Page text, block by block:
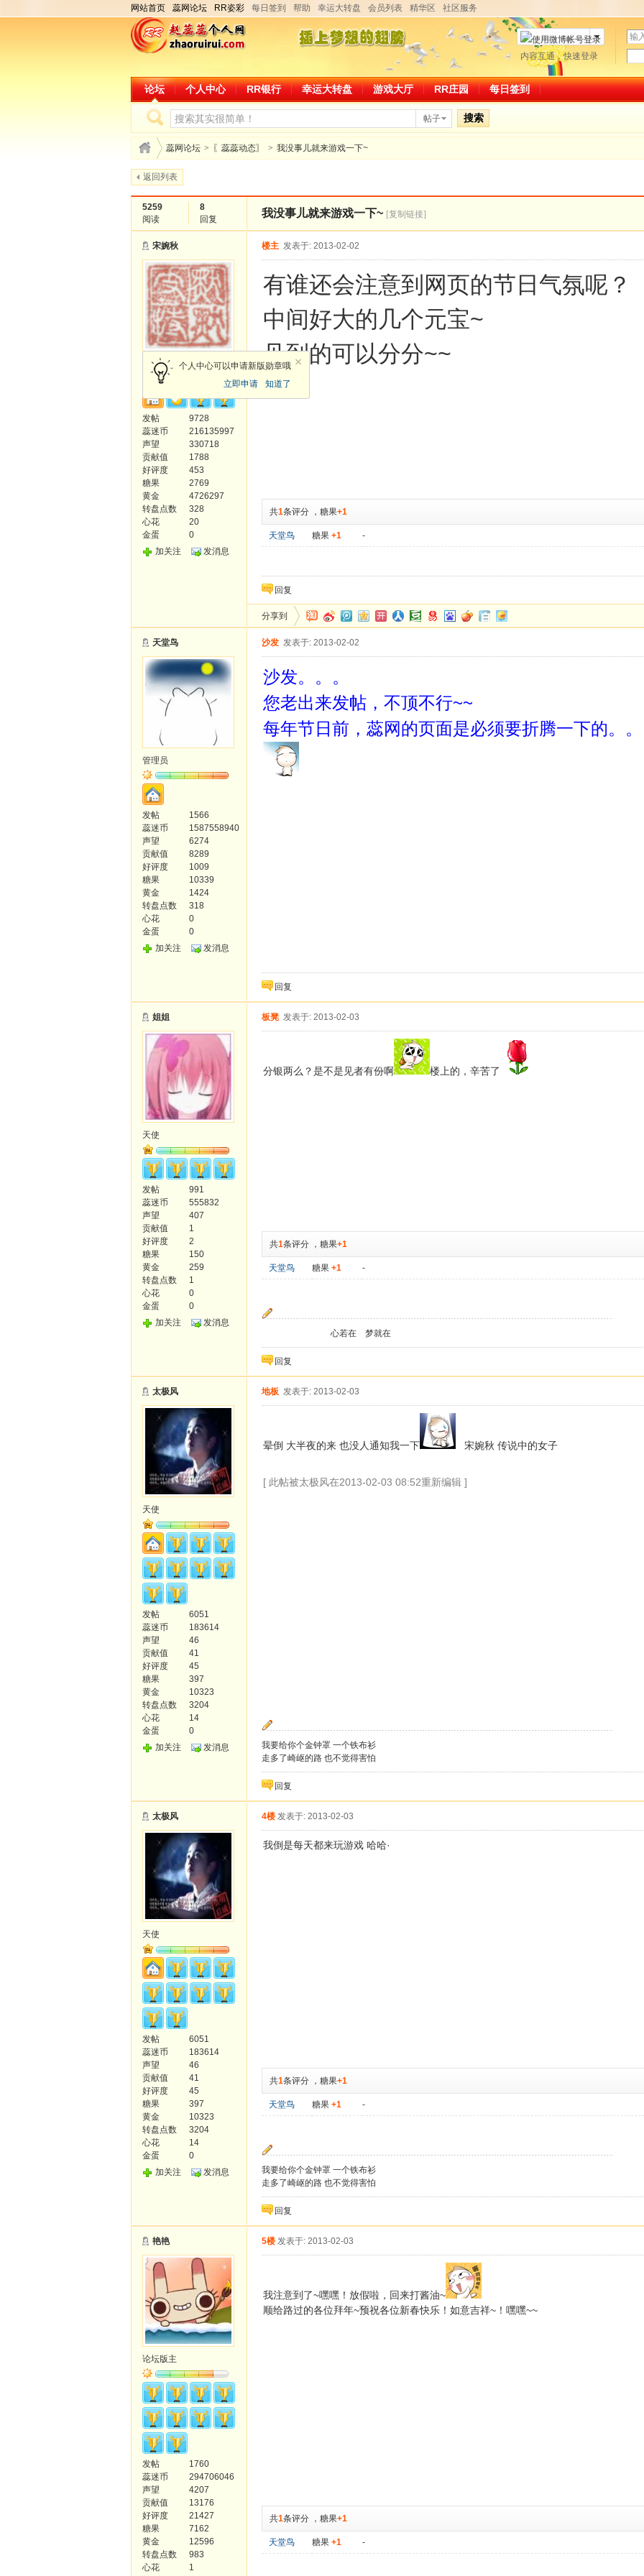
网站首页 蕊网论坛 RR姿彩 每日签到 帮助 幸运大转盘 会员列表 精华区 社区服务
用
户
名
码
微博帐号登录
内容互通，快速登录
论坛 个人中心 RR银行 幸运大转盘 游戏大厅 RR庄园 每日签到
帖子 搜索
蕊网论坛 > 〖蕊蕊动态〗 > 我没事儿就来游戏一下~
返回列表
5259
阅读
8
回复
我没事儿就来游戏一下~ [复制链接]
宋婉秋
超级版主
个人中心可以申请新版勋章哦
立即申请
知道了
发帖
9728
蕊迷币
216135997
声望
330718
贡献值
1788
好评度
453
糖果
2769
黄金
4726297
转盘点数
328
心花
20
金蛋
0
加关注
发消息
楼主 发表于: 2013-02-02
有谁还会注意到网页的节日气氛呢？
中间好大的几个元宝~
见到的可以分分~~
共1条评分 ， 糖果+1
天堂鸟 糖果 +1 -
回复
分享到
天堂鸟
管理员
发帖
1566
蕊迷币
1587558940
声望
6274
贡献值
8289
好评度
1009
糖果
10339
黄金
1424
转盘点数
318
心花
0
金蛋
0
加关注
发消息
沙发 发表于: 2013-02-02
沙发。。。
您老出来发帖，不顶不行~~
每年节日前，蕊网的页面是必须要折腾一下的。
回复
姐姐
天使
发帖
991
蕊迷币
555832
声望
407
贡献值
1
好评度
2
糖果
150
黄金
259
转盘点数
1
心花
0
金蛋
0
加关注
发消息
板凳 发表于: 2013-02-03
分银两么？是不是见者有份啊 楼上的，辛苦了
共1条评分 ， 糖果+1
天堂鸟 糖果 +1 -
心若在 梦就在
回复
太极风
天使
发帖
6051
蕊迷币
183614
声望
46
贡献值
41
好评度
45
糖果
397
黄金
10323
转盘点数
3204
心花
14
金蛋
0
加关注
发消息
地板 发表于: 2013-02-03
晕倒 大半夜的来 也没人通知我一下 宋婉秋 传说中的女子
[ 此帖被太极风在2013-02-03 08:52重新编辑 ]
我要给你个金钟罩 一个铁布衫
走多了崎岖的路 也不觉得害怕
回复
太极风
天使
发帖
6051
蕊迷币
183614
声望
46
贡献值
41
好评度
45
糖果
397
黄金
10323
转盘点数
3204
心花
14
金蛋
0
加关注
发消息
4楼 发表于: 2013-02-03
我倒是每天都来玩游戏 哈哈·
共1条评分 ， 糖果+1
天堂鸟 糖果 +1 -
我要给你个金钟罩 一个铁布衫
走多了崎岖的路 也不觉得害怕
回复
艳艳
论坛版主
发帖
1760
蕊迷币
294706046
声望
4207
贡献值
13176
好评度
21427
糖果
7162
黄金
12596
转盘点数
983
心花
1
5楼 发表于: 2013-02-03
我注意到了~嘿嘿！放假啦，回来打酱油~
顺给路过的各位拜年~预祝各位新春快乐！如意吉祥~！嘿嘿~~
共1条评分 ， 糖果+1
天堂鸟 糖果 +1 -